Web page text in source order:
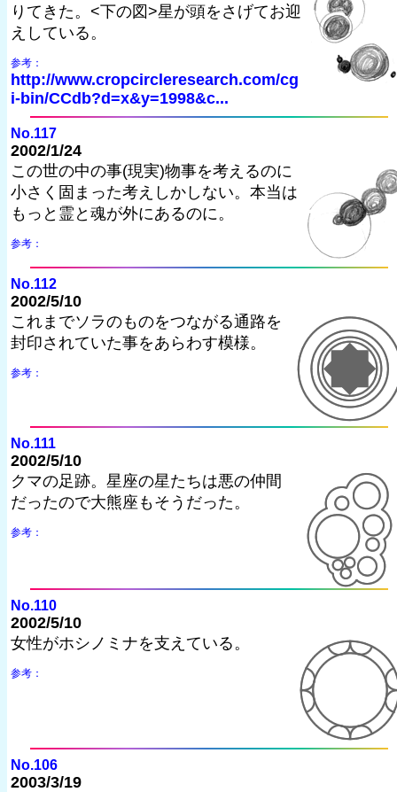
りてきた。<下の図>星が頭をさげてお迎
えしている。
参考：
http://www.cropcircleresearch.com/cg
i-bin/CCdb?d=x&y=1998&c...
No.117
2002/1/24
この世の中の事(現実)物事を考えるのに
小さく固まった考えしかしない。本当は
もっと霊と魂が外にあるのに。
参考：
No.112
2002/5/10
これまでソラのものをつながる通路を
封印されていた事をあらわす模様。
参考：
No.111
2002/5/10
クマの足跡。星座の星たちは悪の仲間
だったので大熊座もそうだった。
参考：
No.110
2002/5/10
女性がホシノミナを支えている。
参考：
No.106
2003/3/19